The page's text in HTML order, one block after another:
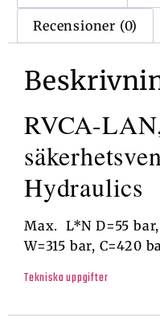
Recensioner (0)
RVCA-
Hydraulics
Max. L*N D=55 bar,
W=315 bar, C=420
Tekniska uppgifter